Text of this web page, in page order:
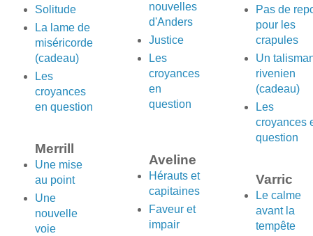
Solitude
La lame de
miséricorde
(cadeau)
Les
croyances
en question
Merrill
Une mise
au point
Une
nouvelle
voie
nouvelles
d'Anders
Justice
Les
croyances
en
question
Aveline
Hérauts et
capitaines
Faveur et
impair
Pas de
pour les
crapules
Un
rivenien
(cadeau)
Les
croyances
question
Varric
Le calme
avant la
tempête